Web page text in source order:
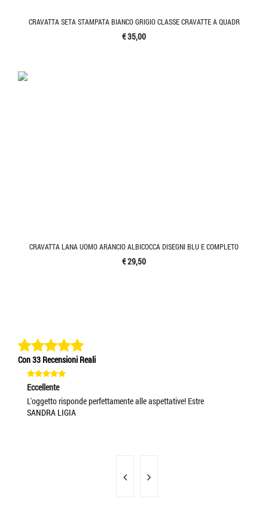
CRAVATTA SETA STAMPATA BIANCO GRIGIO CLASSE CRAVATTE A QUADR
€ 35,00
CRAVATTA LANA UOMO ARANCIO ALBICOCCA DISEGNI BLU E COMPLETO
€ 29,50
Con 33 Recensioni Reali
Eccellente
L'oggetto risponde perfettamente alle aspettative! Estre
SANDRA LIGIA